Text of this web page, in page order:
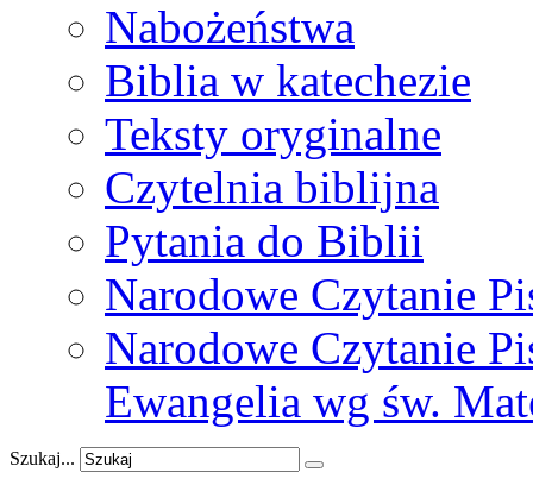
Nabożeństwa
Biblia w katechezie
Teksty oryginalne
Czytelnia biblijna
Pytania do Biblii
Narodowe Czytanie
Narodowe Czytanie
Ewangelia wg św.
Szukaj...